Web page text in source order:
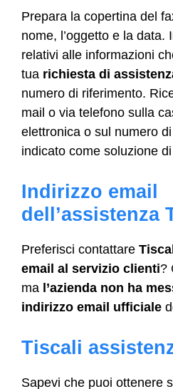
Prepara la copertina del
nome, l’oggetto e la data.
relativi alle informazioni
tua richiesta di
numero di riferimento.
mail o via telefono sulla
elettronica o sul numero
indicato come soluzione
Indirizzo email
dell’assistenza
Preferisci contattare
email al servizio clienti?
ma l’azienda non ha
indirizzo email ufficiale
Tiscali
Sapevi che puoi ottenere